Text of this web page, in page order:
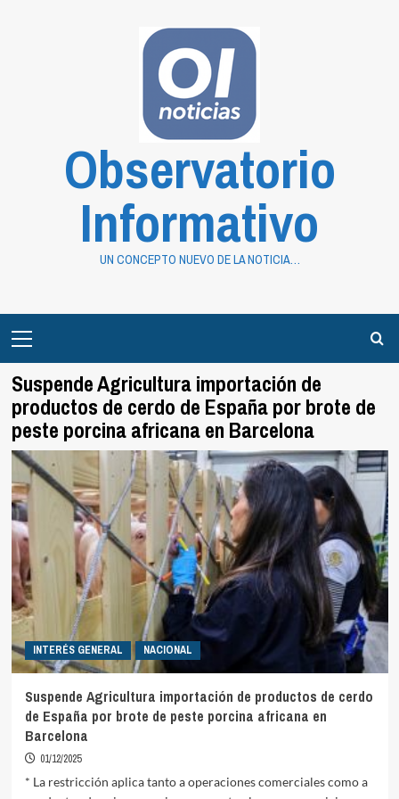
Observatorio
Informativo
UN CONCEPTO NUEVO DE LA NOTICIA…
Menu
Suspende Agricultura importación de
productos de cerdo de España por brote de
peste porcina africana en Barcelona
INTERÉS GENERAL NACIONAL
Suspende Agricultura importación de productos de cerdo
de España por brote de peste porcina africana en
Barcelona
01/12/2025
* La restricción aplica tanto a operaciones comerciales como a